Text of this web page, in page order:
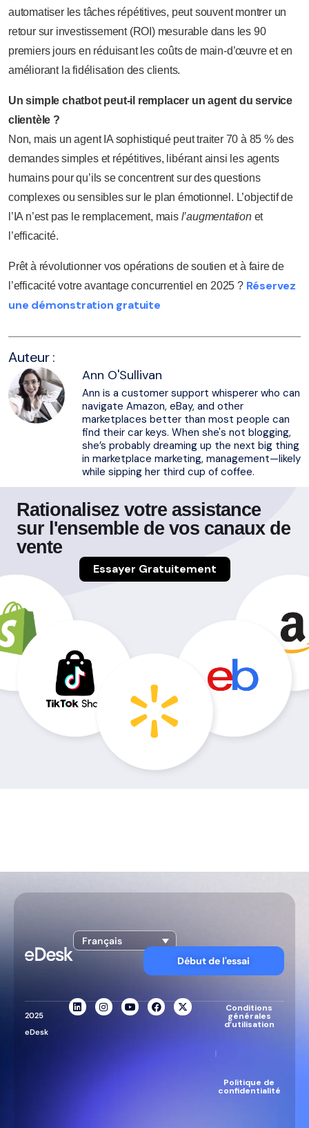
automatiser les tâches répétitives, peut souvent montrer un
retour sur investissement (ROI) mesurable dans les 90
premiers jours en réduisant les coûts de main-d’œuvre et en
améliorant la fidélisation des clients.
Un simple chatbot peut-il remplacer un agent du service
clientèle ?
Non, mais un agent IA sophistiqué peut traiter 70 à 85 % des
demandes simples et répétitives, libérant ainsi les agents
humains pour qu’ils se concentrent sur des questions
complexes ou sensibles sur le plan émotionnel. L’objectif de
l’IA n’est pas le remplacement, mais l’augmentationet
l’efficacité.
Prêt à révolutionner vos opérations de soutien et à faire de
l’efficacité votre avantage concurrentiel en 2025 ? Réservez
une démonstration gratuite
Auteur :
Ann O'Sullivan
Ann is a customer support whisperer who can
navigate Amazon, eBay, and other
marketplaces better than most people can
find their car keys. When she's not blogging,
she’s probably dreaming up the next big thing
in marketplace marketing, management—likely
while sipping her third cup of coffee.
Rationalisez votre assistance
sur l'ensemble de vos canaux de
vente
Essayer Gratuitement
Français
Début de l'essai
2025
eDesk
Conditions
générales
d’utilisation
|
Politique de
confidentialité